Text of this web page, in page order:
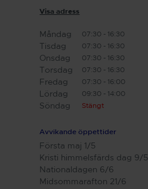
Visa adress
Måndag 07:30 - 16:30
Tisdag 07:30 - 16:30
Onsdag 07:30 - 16:30
Torsdag 07:30 - 16:30
Fredag 07:30 - 16:00
Lördag 09:30 - 14:00
Söndag Stängt
Avvikande öppettider
Första maj 1/5
Kristi himmelsfärds dag 9/5
Nationaldagen 6/6
Midsommarafton 21/6